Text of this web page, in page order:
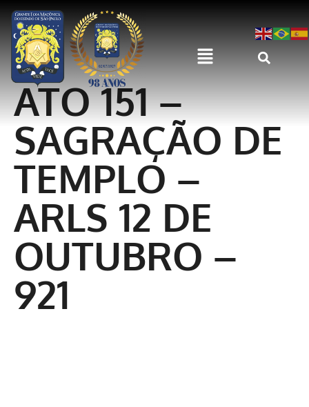
ATO 151 –
SAGRAÇÃO DE
TEMPLO –
ARLS 12 DE
OUTUBRO –
921